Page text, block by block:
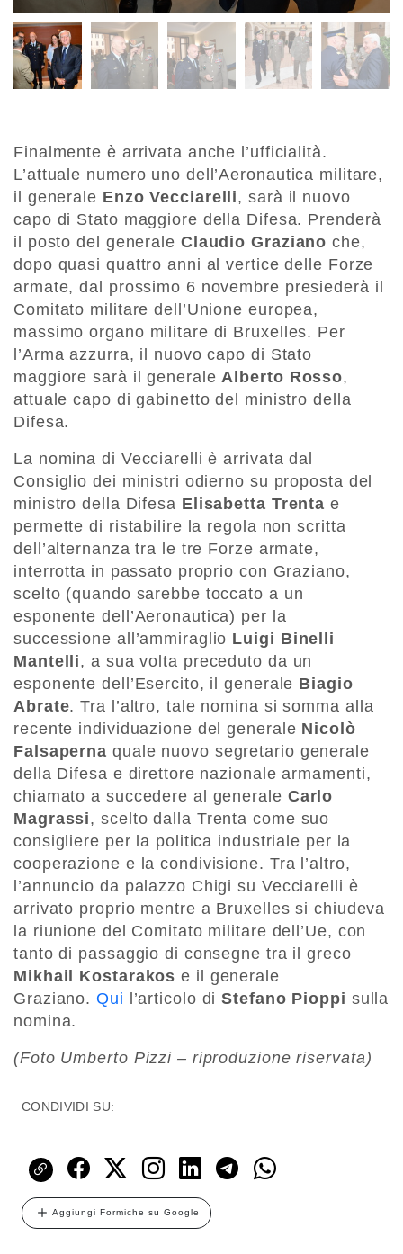
Finalmente è arrivata anche l’ufficialità.
L’attuale numero uno dell’Aeronautica militare,
il generale Enzo Vecciarelli, sarà il nuovo
capo di Stato maggiore della Difesa. Prenderà
il posto del generale Claudio Graziano che,
dopo quasi quattro anni al vertice delle Forze
armate, dal prossimo 6 novembre presiederà il
Comitato militare dell’Unione europea,
massimo organo militare di Bruxelles. Per
l’Arma azzurra, il nuovo capo di Stato
maggiore sarà il generaleAlberto Rosso,
attuale capo di gabinetto del ministro della
Difesa.
La nomina di Vecciarelli è arrivata dal
Consiglio dei ministri odierno su proposta del
ministro della Difesa Elisabetta Trenta e
permette di ristabilire la regola non scritta
dell’alternanza tra le tre Forze armate,
interrotta in passato proprio con Graziano,
scelto (quando sarebbe toccato a un
esponente dell’Aeronautica) per la
successione all’ammiraglio Luigi Binelli
Mantelli, a sua volta preceduto da un
esponente dell’Esercito, il generale Biagio
Abrate. Tra l’altro, tale nomina si somma alla
recente individuazione del generale Nicolò
Falsaperna quale nuovo segretario generale
della Difesa e direttore nazionale armamenti,
chiamato a succedere al generale Carlo
Magrassi, scelto dalla Trenta come suo
consigliere per la politica industriale per la
cooperazione e la condivisione. Tra l’altro,
l’annuncio da palazzo Chigi su Vecciarelli è
arrivato proprio mentre a Bruxelles si chiudeva
la riunione del Comitato militare dell’Ue, con
tanto di passaggio di consegne tra il greco
Mikhail Kostarakos e il generale
Graziano. Qui l’articolo diStefano Pioppi sulla
nomina.
(Foto Umberto Pizzi – riproduzione riservata)
CONDIVIDI SU:
Aggiungi Formiche su Google